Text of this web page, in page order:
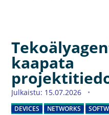
kaapata
Julkaistu: 15.07.2026
DEVICES NETWORKS